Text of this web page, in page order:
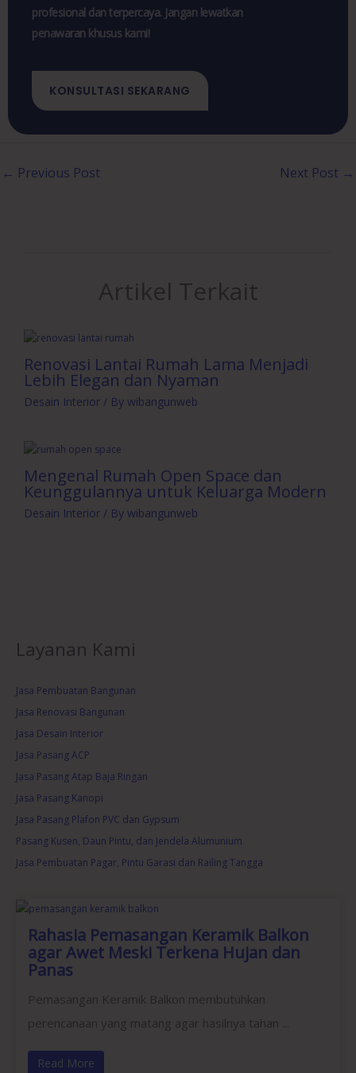
profesional dan terpercaya. Jangan lewatkan
penawaran khusus kami!
KONSULTASI SEKARANG
← Previous Post Next Post →
Artikel Terkait
Renovasi Lantai Rumah Lama Menjadi
Lebih Elegan dan Nyaman
Desain Interior / By wibangunweb
Mengenal Rumah Open Space dan
Keunggulannya untuk Keluarga Modern
Desain Interior / By wibangunweb
Layanan Kami
Jasa Pembuatan Bangunan
Jasa Renovasi Bangunan
Jasa Desain Interior
Jasa Pasang ACP
Jasa Pasang Atap Baja Ringan
Jasa Pasang Kanopi
Jasa Pasang Plafon PVC dan Gypsum
Pasang Kusen, Daun Pintu, dan Jendela Alumunium
Jasa Pembuatan Pagar, Pintu Garasi dan Railing Tangga
Rahasia Pemasangan Keramik Balkon
agar Awet Meski Terkena Hujan dan
Panas
Pemasangan Keramik Balkon membutuhkan
perencanaan yang matang agar hasilnya tahan ...
Read More